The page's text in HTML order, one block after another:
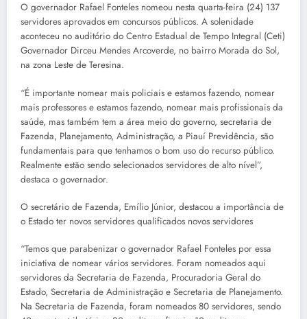
O governador Rafael Fonteles nomeou nesta quarta-feira (24) 137
servidores aprovados em concursos públicos. A solenidade
aconteceu no auditório do Centro Estadual de Tempo Integral (Ceti)
Governador Dirceu Mendes Arcoverde, no bairro Morada do Sol,
na zona Leste de Teresina.
“É importante nomear mais policiais e estamos fazendo, nomear
mais professores e estamos fazendo, nomear mais profissionais da
saúde, mas também tem a área meio do governo, secretaria de
Fazenda, Planejamento, Administração, a Piauí Previdência, são
fundamentais para que tenhamos o bom uso do recurso público.
Realmente estão sendo selecionados servidores de alto nível”,
destaca o governador.
O secretário de Fazenda, Emílio Júnior, destacou a importância de
o Estado ter novos servidores qualificados novos servidores
“Temos que parabenizar o governador Rafael Fonteles por essa
iniciativa de nomear vários servidores. Foram nomeados aqui
servidores da Secretaria de Fazenda, Procuradoria Geral do
Estado, Secretaria de Administração e Secretaria de Planejamento.
Na Secretaria de Fazenda, foram nomeados 80 servidores, sendo